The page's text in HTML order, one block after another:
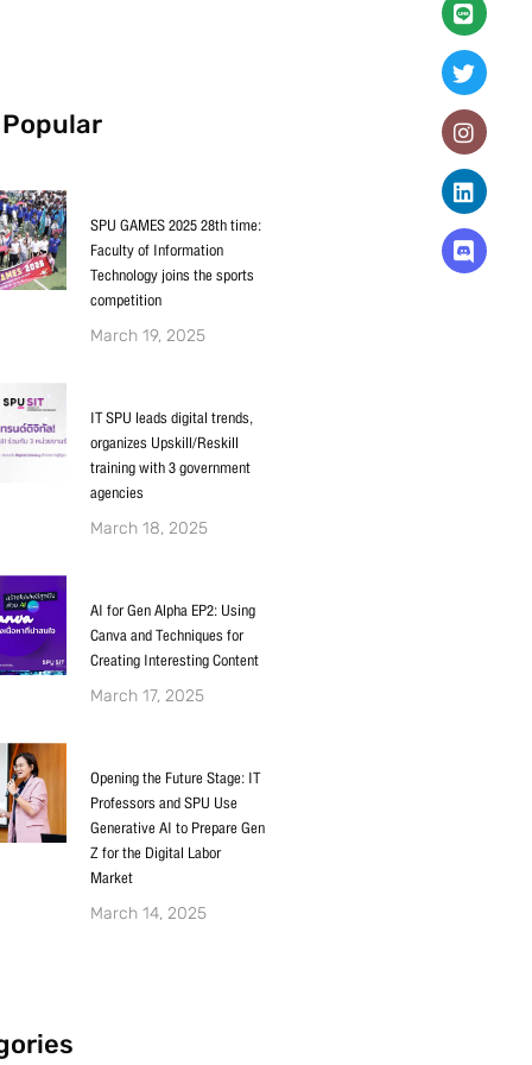
SPU GAMES 2025 28th time:
Faculty of Information
Technology joins the sports
competition
March 19, 2025
IT SPU leads digital trends,
organizes Upskill/Reskill
training with 3 government
agencies
March 18, 2025
AI for Gen Alpha EP2: Using
Canva and Techniques for
Creating Interesting Content
March 17, 2025
Opening the Future Stage: IT
Professors and SPU Use
Generative AI to Prepare Gen
Z for the Digital Labor
Market
March 14, 2025